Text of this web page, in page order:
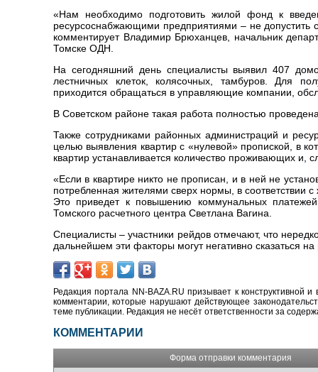
«Нам необходимо подготовить жилой фонд к
ресурсоснабжающими предприятиями – не допустить
комментирует Владимир Брюханцев, начальник
Томске ОДН.
На сегодняшний день специалисты выявил 407
лестничных клеток, колясочных, тамбуров. Для
приходится обращаться в управляющие компании,
В Советском районе такая работа полностью
Также сотрудниками районных администраций и
целью выявления квартир с «нулевой» пропиской, в
квартир устанавливается количество проживающих и,
«Если в квартире никто не прописан, и в ней не
потребленная жителями сверх нормы, в соответствии
Это приведет к повышению коммунальных
Томского расчетного центра Светлана Вагина.
Специалисты – участники рейдов отмечают, что
дальнейшем эти факторы могут негативно сказаться
Редакция портала NN-BAZA.RU призывает к конструктивной
комментарии, которые нарушают действующее
теме публикации. Редакция не несёт ответственности за
КОММЕНТАРИИ
Форма отправки комментария